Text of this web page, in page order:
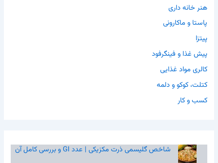
هنر خانه داری
پاستا و ماکارونی
پیتزا
پیش غذا و فینگرفود
کالری مواد غذایی
کتلت، کوکو و دلمه
کسب و کار
شاخص گلیسمی ذرت مکزیکی | عدد GI و بررسی کامل آن